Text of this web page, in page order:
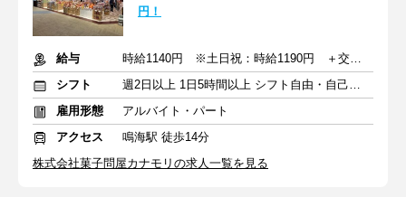
円！
給与
時給1140円 ※土日祝：時給1190円 ＋交通費一部支給
シフト
週2日以上 1日5時間以上 シフト自由・自己申告
雇用形態
アルバイト・パート
アクセス
鳴海駅 徒歩14分
株式会社菓子問屋カナモリの求人一覧を見る